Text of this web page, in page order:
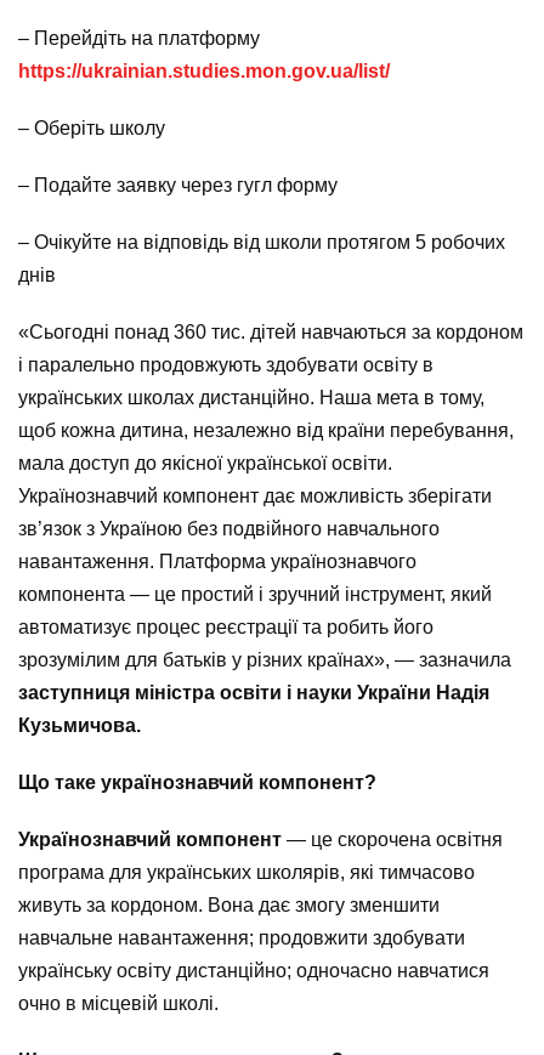
– Перейдіть на платформу
https://ukrainian.studies.mon.gov.ua/list/
– Оберіть школу
– Подайте заявку через гугл форму
– Очікуйте на відповідь від школи протягом 5 робочих
днів
«Сьогодні понад 360 тис. дітей навчаються за кордоном
і паралельно продовжують здобувати освіту в
українських школах дистанційно. Наша мета в тому,
щоб кожна дитина, незалежно від країни перебування,
мала доступ до якісної української освіти.
Українознавчий компонент дає можливість зберігати
зв’язок з Україною без подвійного навчального
навантаження. Платформа українознавчого
компонента — це простий і зручний інструмент, який
автоматизує процес реєстрації та робить його
зрозумілим для батьків у різних країнах», — зазначила
заступниця міністра освіти і науки України Надія
Кузьмичова.
Що таке українознавчий компонент?
Українознавчий компонент — це скорочена освітня
програма для українських школярів, які тимчасово
живуть за кордоном. Вона дає змогу зменшити
навчальне навантаження; продовжити здобувати
українську освіту дистанційно; одночасно навчатися
очно в місцевій школі.